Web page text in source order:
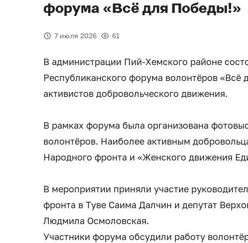
форума «Всё для Победы!»
7 июля 2026 61
В администрации Пий-Хемского районе
Республиканского форума волонтёров
активистов добровольческого движения.
В рамках форума была организована
волонтёров. Наиболее активным
Народного фронта и «Женского движения
В мероприятии приняли участие
фронта в Туве Саима Далчин и депутат
Людмила Осмоловская.
Участники форума обсудили работу